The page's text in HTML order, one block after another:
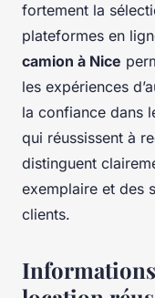
fortement la
plateformes en
camion à Nice
les expériences
la confiance dans
qui réussissent à
distinguent
exemplaire et des
clients.